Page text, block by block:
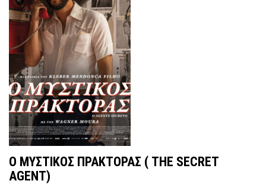
Ο MYΣΤΙΚΟΣ ΠΡΑΚΤΟΡΑΣ ( THE SECRET
AGENT)